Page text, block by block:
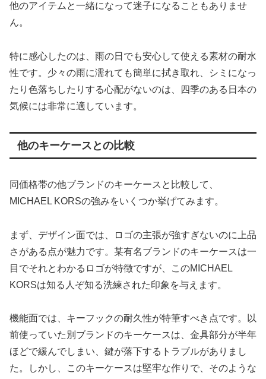
他のアイテムと一緒になって迷子になることもありませ
ん。
特に感心したのは、雨の日でも安心して使える素材の耐水
性です。少々の雨に濡れても簡単に拭き取れ、シミになっ
たり色落ちしたりする心配がないのは、四季のある日本の
気候には非常に適しています。
他のキーケースとの比較
同価格帯の他ブランドのキーケースと比較して、
MICHAEL KORSの強みをいくつか挙げてみます。
まず、デザイン面では、ロゴの主張が強すぎないのに上品
さがある点が魅力です。某有名ブランドのキーケースは一
目でそれとわかるロゴが特徴ですが、このMICHAEL
KORSは知る人ぞ知る洗練された印象を与えます。
機能面では、キーフックの耐久性が特筆すべき点です。以
前使っていた別ブランドのキーケースは、金具部分が半年
ほどで緩んでしまい、鍵が落下するトラブルがありまし
た。しかし、このキーケースは堅牢な作りで、そのような